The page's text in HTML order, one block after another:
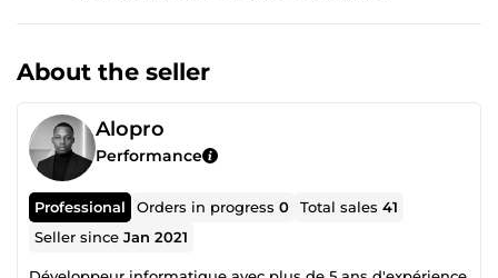
About the seller
Alopro
Performance
Professional Orders in progress0 Total sales41
Seller sinceJan 2021